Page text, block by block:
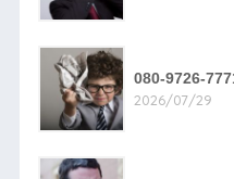
080-9726-
2026/07/29